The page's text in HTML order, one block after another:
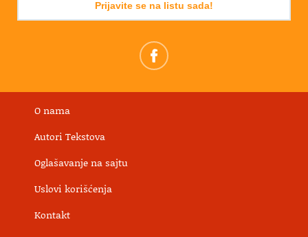
Prijavite se na listu sada!
O nama
Autori Tekstova
Oglašavanje na sajtu
Uslovi korišćenja
Kontakt